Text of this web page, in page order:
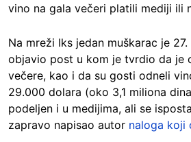
vino na gala večeri platili mediji ili
Na mreži Iks jedan muškarac je
objavio post u kom je tvrdio da je
večere, kao i da su gosti odneli
29.000 dolara (oko 3,1 miliona
podeljen i u medijima, ali se
zapravo napisao autor naloga koji